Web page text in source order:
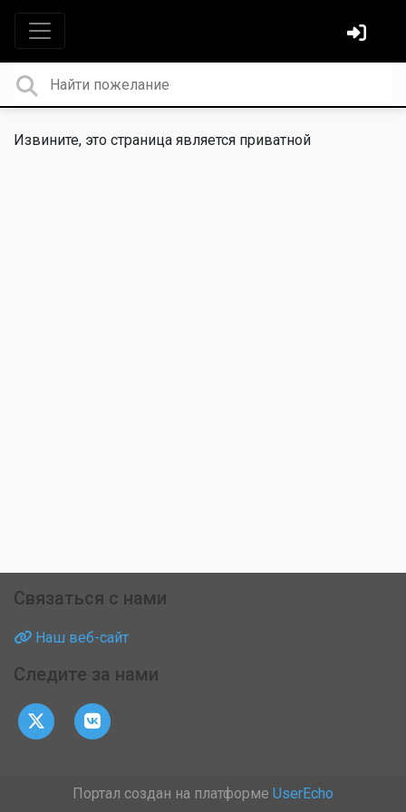
Извините, это страница является приватной
Связаться с нами
Наш веб-сайт
Следите за нами
Портал создан на платформе UserEcho